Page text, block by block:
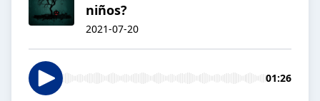
niños?
2021-07-20
01:26